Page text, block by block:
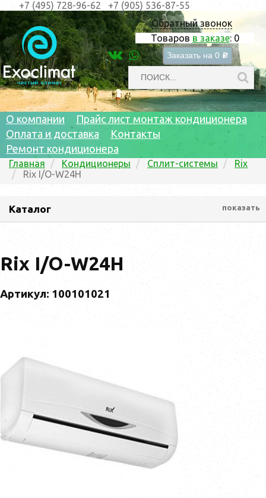
Обратный звонок
Товаров в заказе: 0
Заказать на 0 c
+7 (495) 728-96-62 +7 (905) 536-87-55
О компании
Прайс лист монтаж кондиционера
Оплата и доставка
Контакты
Ремонт кондиционера
Главная Кондиционеры Сплит-системы
Rix
Rix I/O-W24H
Каталог показать
Rix I/O-W24H
Артикул: 100101021